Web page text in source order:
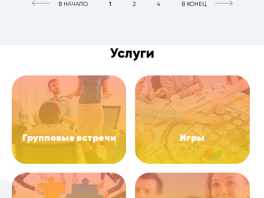
В НАЧАЛО 1 2 4 В КОНЕЦ
Услуги
Групповые встречи Игры